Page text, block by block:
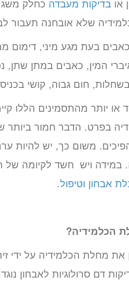
או בדיקות מעבדה כחלק
שלא אובחנה תעבור
בעת מגע מיני, דימום
המין, כאבים במתן שתן,
חום גבוה, קושי
יותר מהתסמינים הללו
בפרט. הדבר חמור ביותר
משום כך, יש להיות
ויש חשד לקיומה של
אבחון וטיפול.
הכלמידיה?
את מחלת הכלמידיה על ידי
דם סרולוגיות לאבחון